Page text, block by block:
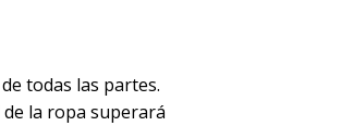
todas las partes.
la ropa superará